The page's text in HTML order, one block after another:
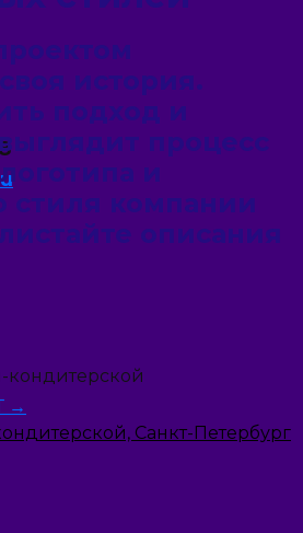
история.
подход и
процесс
и
стиля компании
описания
→
Санкт-Петербург